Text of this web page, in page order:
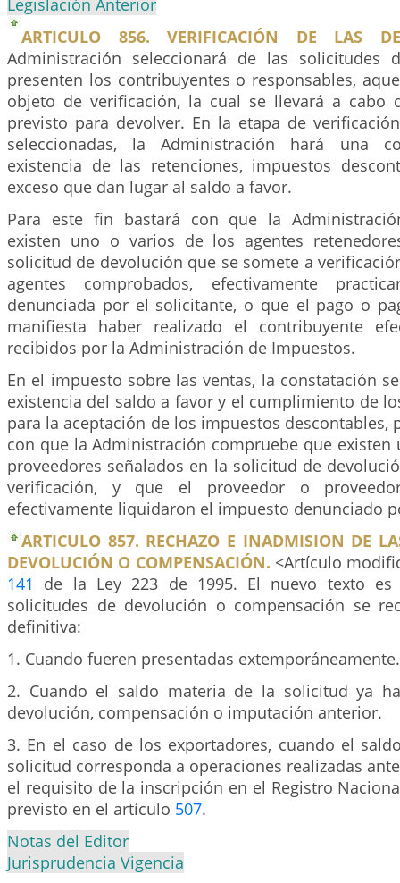
Legislación Anterior
ARTICULO 856. VERIFICACIÓN DE LAS
Administración seleccionará de las solicitudes
presenten los contribuyentes o responsables,
objeto de verificación, la cual se llevará a cabo
previsto para devolver. En la etapa de
seleccionadas, la Administración hará una
existencia de las retenciones, impuestos
exceso que dan lugar al saldo a favor.
Para este fin bastará con que la
existen uno o varios de los agentes
solicitud de devolución que se somete a
agentes comprobados, efectivamente
denunciada por el solicitante, o que el pago o
manifiesta haber realizado el contribuyente
recibidos por la Administración de Impuestos.
En el impuesto sobre las ventas, la constatación
existencia del saldo a favor y el cumplimiento de
para la aceptación de los impuestos descontables,
con que la Administración compruebe que existen
proveedores señalados en la solicitud de
verificación, y que el proveedor o
efectivamente liquidaron el impuesto denunciado
ARTICULO 857. RECHAZO E INADMISION DE
DEVOLUCIÓN O COMPENSACIÓN. <Artículo
141
de la Ley 223 de 1995. El nuevo texto es
solicitudes de devolución o compensación se
definitiva:
1. Cuando fueren presentadas extemporáneamente.
2. Cuando el saldo materia de la solicitud ya
devolución, compensación o imputación anterior.
3. En el caso de los exportadores, cuando el
solicitud corresponda a operaciones realizadas
el requisito de la inscripción en el Registro
previsto en el artículo 507.
Notas del Editor
Jurisprudencia Vigencia